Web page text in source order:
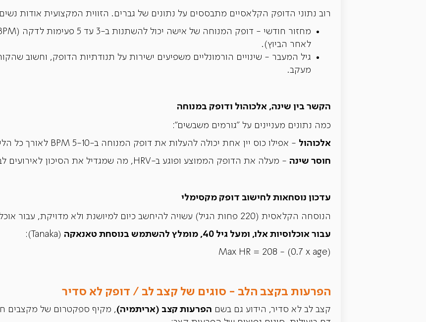
רוב נתוני הדופק הקלאסיים מתבססים על נתונים של גברים. הזווית המקצועית אודות
לאחר הביוץ).
גיל המעבר - שינויים הורמונליים משפיעים ישירות על תנודתיות הדופק, וחשוב
מעקב.
הקשר בין שינה, אלכוהול ודופק במנוחה
כמה נתונים מעניינים על "גורמים משבשים":
אלכוהול - אפילו כוס יין אחת יכולה להעלות את דופק המנוחה ב-5-10 BPM לאורך כל הלילה.
חוסר שינה - מעלה את הדופק הממוצע ופוגע ב-HRV, מה שמגדיל את הסיכון לאירועים לבביים בטווח הארוך.
עדכון נוסחאות לחישוב דופק מקסימלי
הנוסחה הקלאסית (220 פחות הגיל) עשויה להיחשב כיום למיושנת ולא מדויקת, עבור אוכלוסייה מבוגרת או פעילה מאוד.
עבור אוכלוסיות אלו, ומעל גיל 40, מומלץ להשתמש בנוסחת טאנאקה
(Tanaka):
Max HR = 208 - (0.7 x age)
הפרעות בקצב הלב - סוגים של קצב לב / דופק לא סדיר
קצב לב לא סדיר, הידוע גם בשם הפרעות קצב (אריתמיה), מקיף ספקטרום של מקצבים